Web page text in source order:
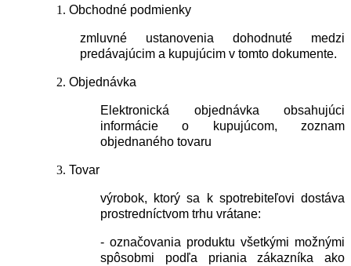
Obchodné podmienky
zmluvné ustanovenia dohodnuté medzi
predávajúcim a kupujúcim v tomto dokumente.
Objednávka
Elektronická objednávka obsahujúci
informácie o kupujúcom, zoznam
objednaného tovaru
Tovar
výrobok, ktorý sa k spotrebiteľovi dostáva
prostredníctvom trhu vrátane:
- označovania produktu všetkými možnými
spôsobmi podľa priania zákazníka ako